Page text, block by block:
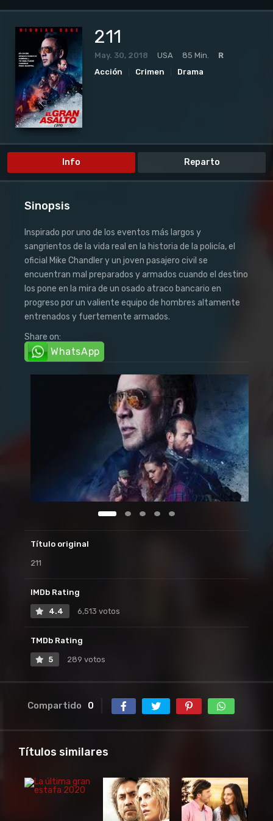
211
May. 30, 2018 USA 85 Min.
R
Acción
Crimen Drama
Info Reparto
Sinopsis
Inspirado por uno de los eventos más largos y
sangrientos de la vida real en la historia de la policía, el
oficial Mike Chandler y un joven pasajero civil se
encuentran mal preparados y armados cuando el destino
los pone en la mira de un osado atraco bancario en
progreso por un valiente equipo de hombres altamente
entrenados y fuertemente armados.
Share on:
WhatsApp
Título original
211
IMDb Rating
4.4 6,513 votos
TMDb Rating
5 289 votos
Compartido 0
Títulos similares